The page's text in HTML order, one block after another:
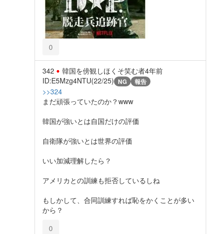
0
342 韓国を傍観しほくそ笑む者4年前
ID:E5Mzg4NTU(22/25) NG 報告
>>324
まだ頑張っていたのか？www
韓国が強いとは自国だけの評価
自衛隊が強いとは世界の評価
いい加減理解したら？
アメリカとの訓練も拒否しているしね
もしかして、合同訓練すれば恥をかくことが多い
から？
0